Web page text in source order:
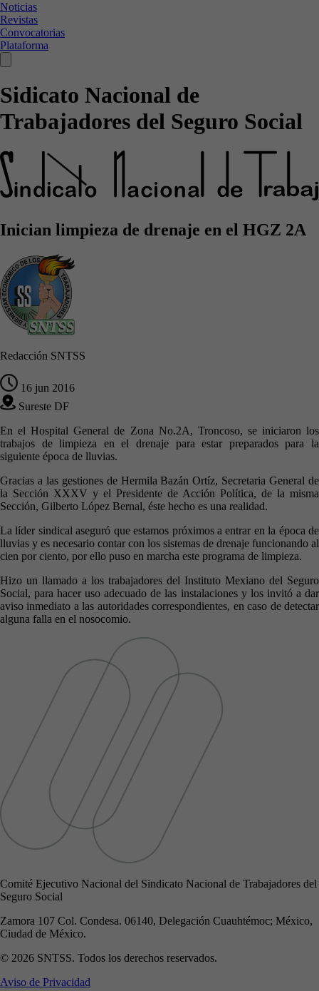
Noticias
Revistas
Convocatorias
Plataforma
Sidicato Nacional de
Trabajadores del Seguro Social
Inician limpieza de drenaje en el HGZ 2A
Redacción SNTSS
16 jun 2016
Sureste DF
En el Hospital General de Zona No.2A, Troncoso, se iniciaron los
trabajos de limpieza en el drenaje para estar preparados para la
siguiente época de lluvias.
Gracias a las gestiones de Hermila Bazán Ortíz, Secretaria General de
la Sección XXXV y el Presidente de Acción Política, de la misma
Sección, Gilberto López Bernal, éste hecho es una realidad.
La líder sindical aseguró que estamos próximos a entrar en la época de
lluvias y es necesario contar con los sistemas de drenaje funcionando al
cien por ciento, por ello puso en marcha este programa de limpieza.
Hizo un llamado a los trabajadores del Instituto Mexiano del Seguro
Social, para hacer uso adecuado de las instalaciones y los invitó a dar
aviso inmediato a las autoridades correspondientes, en caso de detectar
alguna falla en el nosocomio.
Comité Ejecutivo Nacional del Sindicato Nacional de Trabajadores del
Seguro Social
Zamora 107 Col. Condesa. 06140, Delegación Cuauhtémoc; México,
Ciudad de México.
© 2026 SNTSS. Todos los derechos reservados.
Aviso de Privacidad